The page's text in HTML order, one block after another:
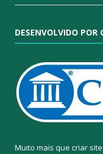
DESENVOLVIDO POR
Muito mais que criar site